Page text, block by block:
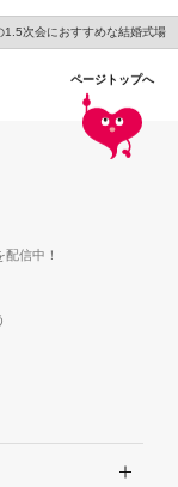
1.5次会におすすめな結婚式場
ページトップへ
信中！